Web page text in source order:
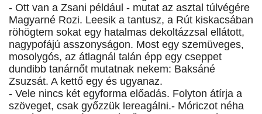
- Ott van a Zsani például - mutat az asztal túlvégére
Magyarné Rozi. Leesik a tantusz, a Rút kiskacsában
röhögtem sokat egy hatalmas dekoltázzsal ellátott,
nagypofájú asszonyságon. Most egy szemüveges,
mosolygós, az átlagnál talán épp egy cseppet
dundibb tanárnőt mutatnak nekem: Baksáné
Zsuzsát. A kettő egy és ugyanaz.
- Vele nincs két egyforma előadás. Folyton átírja a
szöveget, csak győzzük lereagálni.- Móriczot néha